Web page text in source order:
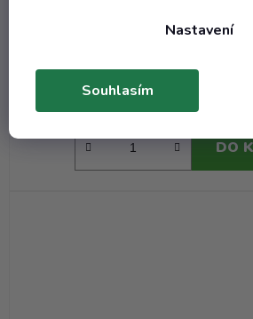
Nastavení
Souhlasím
Externí sklad - dodání do 10
125,77 Kč včetně DPH
103,94 Kč
DO